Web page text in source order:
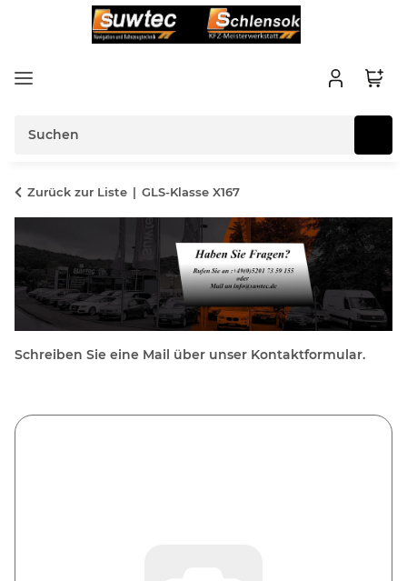
Zurück zur Liste GLS-Klasse X167
Schreiben Sie eine Mail über unser Kontaktformular.